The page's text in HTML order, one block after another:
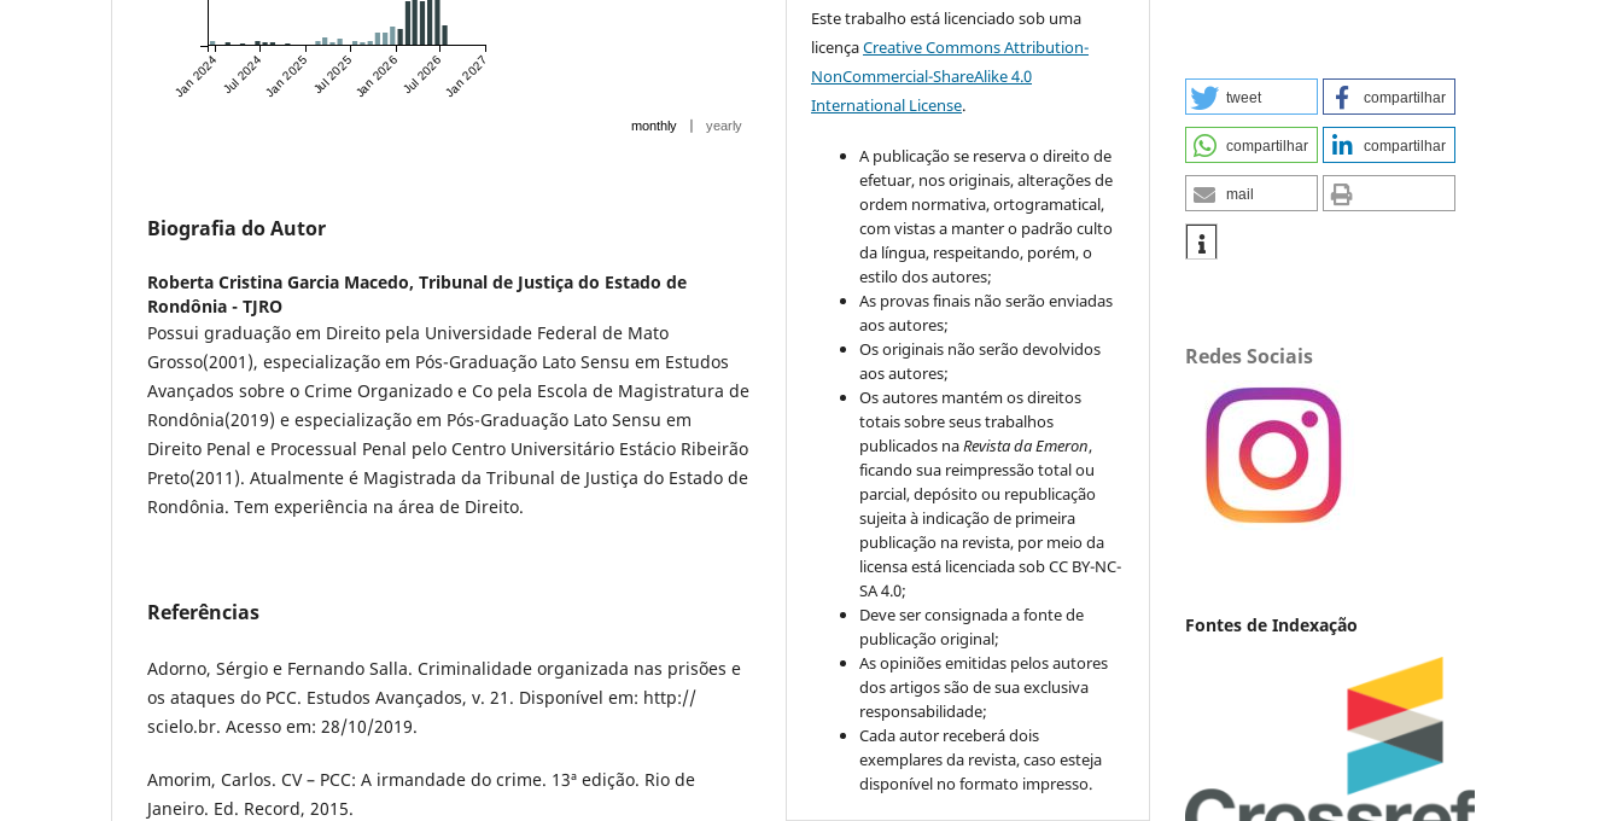
Jan 2024Jul 2024Jan 2025Jul 2025Jan 2026Jul 2026Jan 2027
monthly | yearly
Biografia do Autor
Roberta Cristina Garcia Macedo, Tribunal de Justiça do Estado de
Rondônia - TJRO
Possui graduação em Direito pela Universidade Federal de Mato
Grosso(2001), especialização em Pós-Graduação Lato Sensu em Estudos
Avançados sobre o Crime Organizado e Co pela Escola de Magistratura de
Rondônia(2019) e especialização em Pós-Graduação Lato Sensu em
Direito Penal e Processual Penal pelo Centro Universitário Estácio Ribeirão
Preto(2011). Atualmente é Magistrada da Tribunal de Justiça do Estado de
Rondônia. Tem experiência na área de Direito.
Referências
Adorno, Sérgio e Fernando Salla. Criminalidade organizada nas prisões e
os ataques do PCC. Estudos Avançados, v. 21. Disponível em: http://
scielo.br. Acesso em: 28/10/2019.
Amorim, Carlos. CV – PCC: A irmandade do crime. 13ª edição. Rio de
Janeiro. Ed. Record, 2015.
Este trabalho está licenciado sob uma
licençaCreative Commons Attribution-
NonCommercial-ShareAlike 4.0
International License.
A publicação se reserva o direito de
efetuar, nos originais, alterações de
ordem normativa, ortogramatical,
com vistas a manter o padrão culto
da língua, respeitando, porém, o
estilo dos autores;
As provas finais não serão enviadas
aos autores;
Os originais não serão devolvidos
aos autores;
Os autores mantém os direitos
totais sobre seus trabalhos
publicados naRevista da Emeron,
ficando sua reimpressão total ou
parcial, depósito ou republicação
sujeita à indicação de primeira
publicação na revista, por meio da
licensa está licenciada sob CC BY-NC-
SA 4.0;
Deve ser consignada a fonte de
publicação original;
As opiniões emitidas pelos autores
dos artigos são de sua exclusiva
responsabilidade;
Cada autor receberá dois
exemplares da revista, caso esteja
disponível no formato impresso.
tweet compartilhar
compartilhar compartilhar
mail
Redes Sociais
Fontes de Indexação